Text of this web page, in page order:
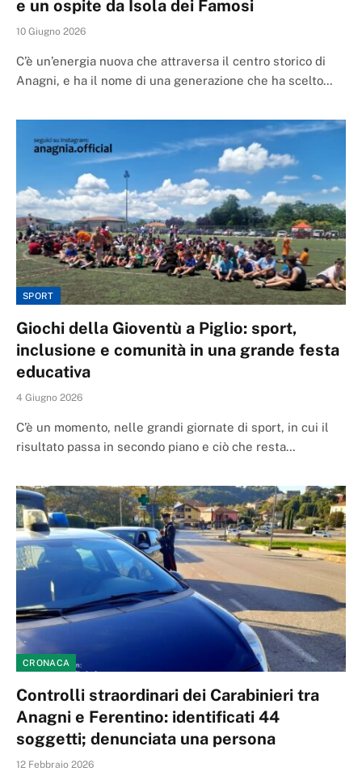
e un ospite da Isola dei Famosi
10 Giugno 2026
C’è un’energia nuova che attraversa il centro storico di
Anagni, e ha il nome di una generazione che ha scelto…
SPORT
Giochi della Gioventù a Piglio: sport,
inclusione e comunità in una grande festa
educativa
4 Giugno 2026
C’è un momento, nelle grandi giornate di sport, in cui il
risultato passa in secondo piano e ciò che resta…
CRONACA
Controlli straordinari dei Carabinieri tra
Anagni e Ferentino: identificati 44
soggetti; denunciata una persona
12 Febbraio 2026